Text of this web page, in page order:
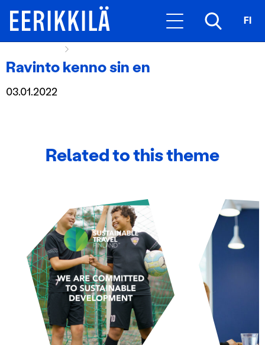
FI
Ravinto kenno sin en
03.01.2022
Related to this theme